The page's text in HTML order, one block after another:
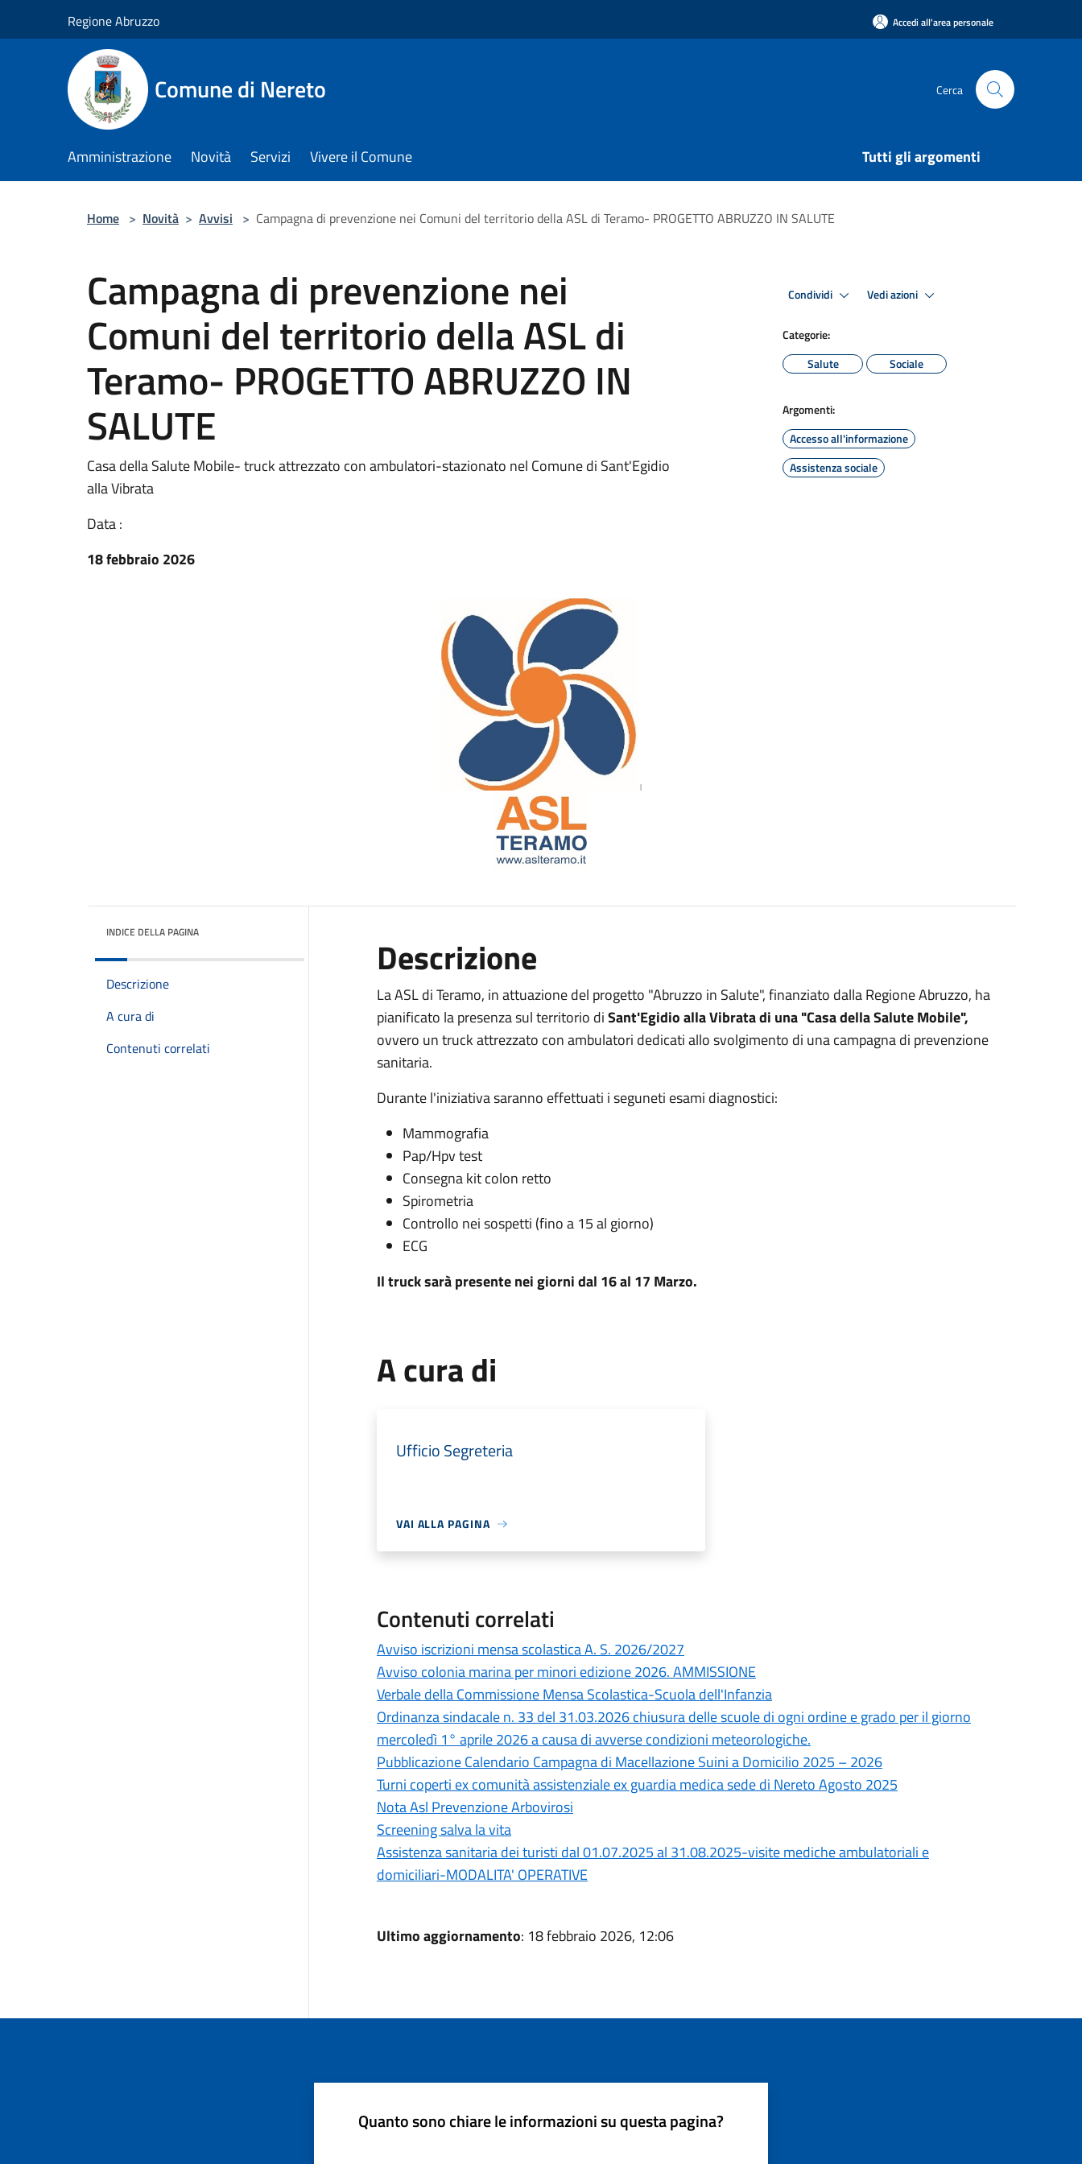
Regione Abruzzo Accedi all'area personale
Comune di Nereto Cerca
Amministrazione Novità Servizi Vivere il Comune Tutti gli argomenti
Home > Novità > Avvisi > Campagna di prevenzione nei Comuni del territorio della ASL di Teramo- PROGETTO ABRUZZO IN SALUTE
Campagna di prevenzione nei
Comuni del territorio della ASL di
Teramo- PROGETTO ABRUZZO IN
SALUTE
Casa della Salute Mobile- truck attrezzato con ambulatori-stazionato nel Comune di Sant'Egidio
alla Vibrata
Data :
18 febbraio 2026
Condividi Vedi azioni
Categorie:
Salute
Sociale
Argomenti:
Accesso all'informazione
Assistenza sociale
INDICE DELLA PAGINA
Descrizione
A cura di
Contenuti correlati
Descrizione
La ASL di Teramo, in attuazione del progetto "Abruzzo in Salute", finanziato dalla Regione Abruzzo, ha
pianificato la presenza sul territorio diSant'Egidio alla Vibrata di una "Casa della Salute Mobile",
ovvero un truck attrezzato con ambulatori dedicati allo svolgimento di una campagna di prevenzione
sanitaria.
Durante l'iniziativa saranno effettuati i seguneti esami diagnostici:
Mammografia
Pap/Hpv test
Consegna kit colon retto
Spirometria
Controllo nei sospetti (fino a 15 al giorno)
ECG
Il truck sarà presente nei giorni dal 16 al 17 Marzo.
A cura di
Ufficio Segreteria
VAI ALLA PAGINA
Contenuti correlati
Avviso iscrizioni mensa scolastica A. S. 2026/2027
Avviso colonia marina per minori edizione 2026. AMMISSIONE
Verbale della Commissione Mensa Scolastica-Scuola dell'Infanzia
Ordinanza sindacale n. 33 del 31.03.2026 chiusura delle scuole di ogni ordine e grado per il giorno
mercoledì 1° aprile 2026 a causa di avverse condizioni meteorologiche.
Pubblicazione Calendario Campagna di Macellazione Suini a Domicilio 2025 – 2026
Turni coperti ex comunità assistenziale ex guardia medica sede di Nereto Agosto 2025
Nota Asl Prevenzione Arbovirosi
Screening salva la vita
Assistenza sanitaria dei turisti dal 01.07.2025 al 31.08.2025-visite mediche ambulatoriali e
domiciliari-MODALITA' OPERATIVE
Ultimo aggiornamento: 18 febbraio 2026, 12:06
Quanto sono chiare le informazioni su questa pagina?